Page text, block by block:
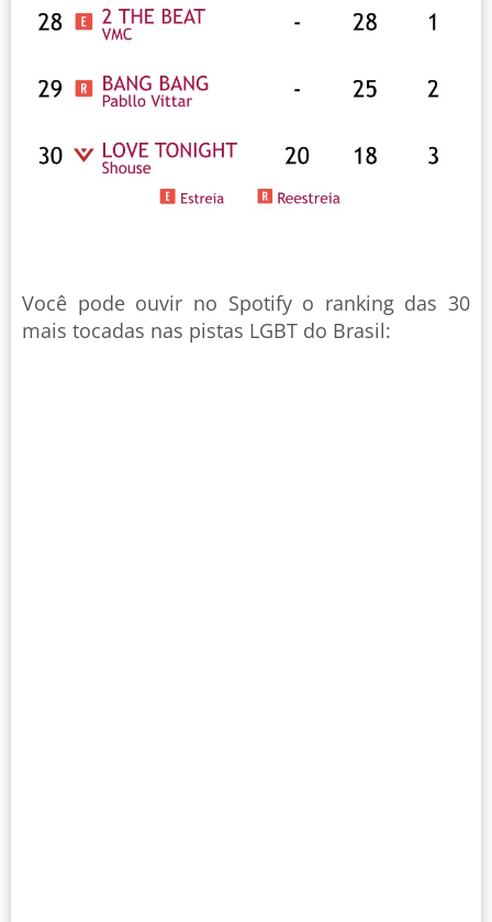
Você pode ouvir no Spotify o ranking das 30
mais tocadas nas pistas LGBT do Brasil: